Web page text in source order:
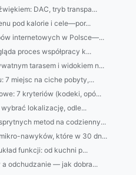
DAC, tryb transpa...
pod kalorie i cele—por...
internetowych w Polsce—...
proces współpracy k...
tarasem i widokiem n...
7 miejsc na ciche pobyty,...
7 kryteriów (kodeki, opó...
lokalizację, odle...
metod na codzienny...
nawyków, które w 30 dn...
funkcji: od kuchni p...
a odchudzanie — jak dobra...